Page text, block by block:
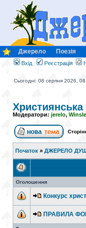
Джерело Поезія
Вхід Реєстрація
Сьогодні: 08 серпня 2026,
Християнська
Модератори: jerelo,
Початок » ДЖЕРЕЛО
Оголошення
Конкурс
ПРАВИЛА